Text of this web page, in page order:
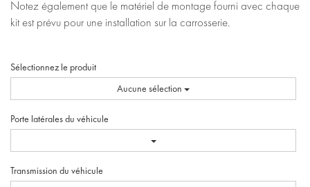
Notez également que le matériel de montage fourni avec chaque
kit est prévu pour une installation sur la carrosserie.
Sélectionnez le produit
Aucune sélection
Porte latérales du véhicule
Transmission du véhicule